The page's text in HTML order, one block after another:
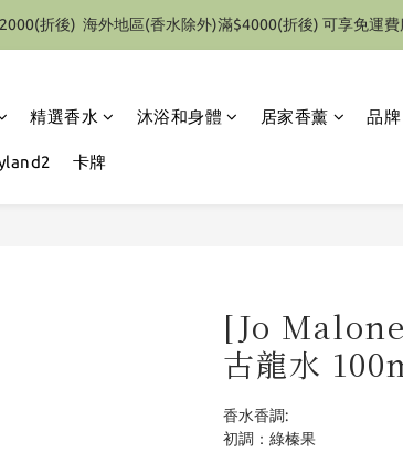
優惠 1件即享有9折優惠(部份產品除外）
精選香水 沐浴和身體 居家香薰 品牌
卡牌
[Jo
古龍水
香水香調:
初調：綠榛果